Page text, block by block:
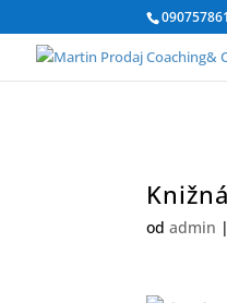
odadmin |